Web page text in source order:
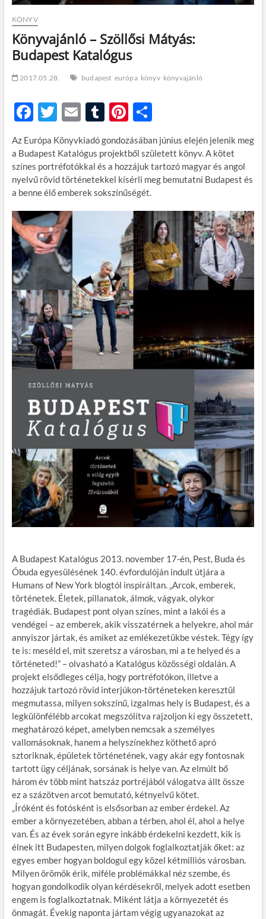
KÖNYV
Könyvajánló – Szöllősi Mátyás:
Budapest Katalógus
2017.05.28. budapest európa könyv könyvajánló
F
e
b
o
o
k
T
itt
er
E
ail
T
m
bl
r
Pi
er
es
t
O
za
m
e
g
Az Európa Könyvkiadó gondozásában június elején jelenik meg
a Budapest Katalógus projektből született könyv. A kötet
színes portréfotókkal és a hozzájuk tartozó magyar és angol
nyelvű rövid történetekkel kísérli meg bemutatni Budapest és
a benne élő emberek sokszínűségét.
A Budapest Katalógus 2013. november 17-én, Pest, Buda és
Óbuda egyesülésének 140. évfordulóján indult útjára a
Humans of New York blogtól inspiráltan. „Arcok, emberek,
történetek. Életek, pillanatok, álmok, vágyak, olykor
tragédiák. Budapest pont olyan színes, mint a lakói és a
vendégei – az emberek, akik visszatérnek a helyekre, ahol már
annyiszor jártak, és amiket az emlékezetükbe véstek. Tégy így
te is: meséld el, mit szeretsz a városban, mi a te helyed és a
történeted!” – olvasható a Katalógus közösségi oldalán. A
projekt elsődleges célja, hogy portréfotókon, illetve a
hozzájuk tartozó rövid interjúkon-történeteken keresztül
megmutassa, milyen sokszínű, izgalmas hely is Budapest, és a
legkülönfélébb arcokat megszólítva rajzoljon ki egy összetett,
meghatározó képet, amelyben nemcsak a személyes
vallomásoknak, hanem a helyszínekhez köthető apró
sztoriknak, épületek történetének, vagy akár egy fontosnak
tartott ügy céljának, sorsának is helye van. Az elmúlt bő
három év több mint hatszáz portréjából válogatva állt össze
ez a százötven arcot bemutató, kétnyelvű kötet.
„Íróként és fotósként is elsősorban az ember érdekel. Az
ember a környezetében, abban a térben, ahol él, ahol a helye
van. És az évek során egyre inkább érdekelni kezdett, kik is
élnek itt Budapesten, milyen dolgok foglalkoztatják őket: az
egyes ember hogyan boldogul egy közel kétmilliós városban.
Milyen örömök érik, miféle problémákkal néz szembe, és
hogyan gondolkodik olyan kérdésekről, melyek adott esetben
engem is foglalkoztatnak. Miként látja a környezetét és
önmagát. Évekig naponta jártam végig ugyanazokat az